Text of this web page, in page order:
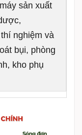
sản xuất
nghiệm và
bụi, phòng
kho phụ